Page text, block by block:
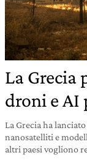
La
droni e AI
La Grecia ha
nanosatelliti e
altri paesi vogliono